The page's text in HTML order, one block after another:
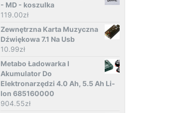
- MD - koszulka
119.00zł
Zewnętrzna Karta Muzyczna
Dźwiękowa 7.1 Na Usb
10.99zł
Metabo Ładowarka I
Akumulator Do
Elektronarzędzi 4.0 Ah, 5.5 Ah Li-
Ion 685160000
904.55zł